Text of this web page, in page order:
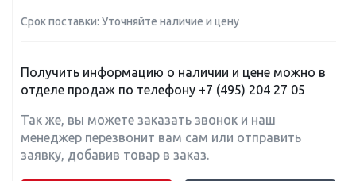
Срок поставки: Уточняйте наличие и цену
Получить информацию о наличии и цене можно в
отделе продаж по телефону +7 (495) 204 27 05
Так же, вы можете заказать звонок и наш
менеджер перезвонит вам сам или отправить
заявку, добавив товар в заказ.